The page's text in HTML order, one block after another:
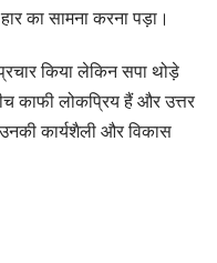
का सामना करना पड़ा।
किया लेकिन सपा थोड़े
काफी लोकप्रिय हैं और उत्तर
कार्यशैली और विकास